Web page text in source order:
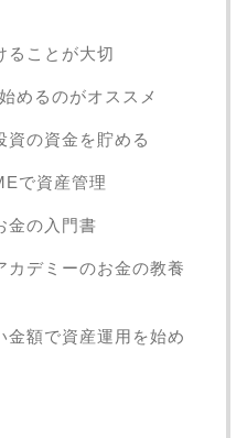
ることが大切
めるのがオススメ
資の資金を貯める
で資産管理
金の入門書
カデミーのお金の教養
金額で資産運用を始め